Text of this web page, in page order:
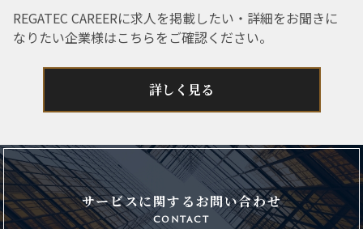
REGATEC CAREERに求人を掲載したい・詳細をお聞きに
なりたい企業様はこちらをご確認ください。
詳しく見る
サービスに関するお問い合わせ
contact